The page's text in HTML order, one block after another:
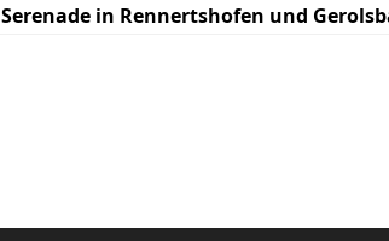
Serenade in Rennertshofen und